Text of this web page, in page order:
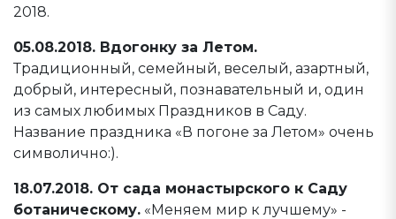
2018.
05.08.2018. Вдогонку за Летом.
Традиционный, семейный, веселый, азартный,
добрый, интересный, познавательный и, один
из самых любимых Праздников в Саду.
Название праздника «В погоне за Летом» очень
символично:).
18.07.2018. От сада монастырского к Саду
ботаническому. «Меняем мир к лучшему» -